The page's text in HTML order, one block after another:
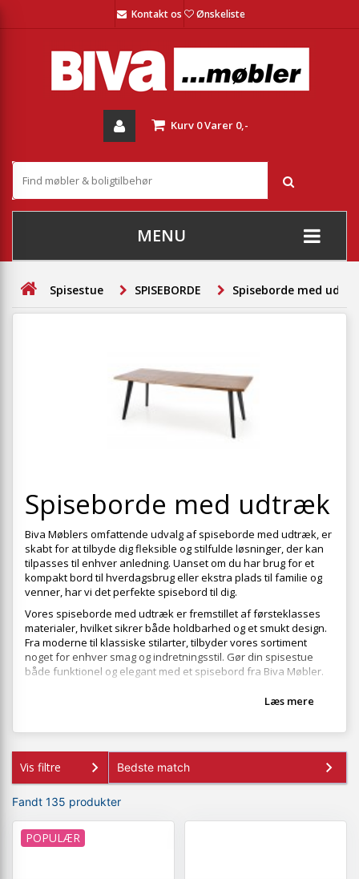
Kontakt os Ønskeliste
Kurv 0Varer 0,-
MENU
+
STUE
+
TÆPPER
+
HAVEMØBLER
ENTREMØBLER
SPAR PENGE PÅ UDVALGTE VARER
Spisestue SPISEBORDE Spiseborde med
Spiseborde med udtræk
Biva Møblers omfattende udvalg af spiseborde med udtræk, er
skabt for at tilbyde dig fleksible og stilfulde løsninger, der kan
tilpasses til enhver anledning. Uanset om du har brug for et
kompakt bord til hverdagsbrug eller ekstra plads til familie og
venner, har vi det perfekte spisebord til dig.
Vores spiseborde med udtræk er fremstillet af førsteklasses
materialer, hvilket sikrer både holdbarhed og et smukt design.
Fra moderne til klassiske stilarter, tilbyder vores sortiment
noget for enhver smag og indretningsstil. Gør din spisestue
både funktionel og elegant med et spisebord fra Biva Møbler.
Læs mere
Vis filtre
Fandt 135 produkter
POPULÆR